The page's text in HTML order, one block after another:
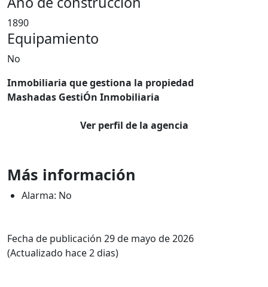
1890
Equipamiento
No
Inmobiliaria que gestiona la propiedad
Mashadas GestiÓn Inmobiliaria
Ver perfil de la agencia
Más información
Alarma: No
Fecha de publicación 29 de mayo de 2026
(Actualizado hace 2 dias)